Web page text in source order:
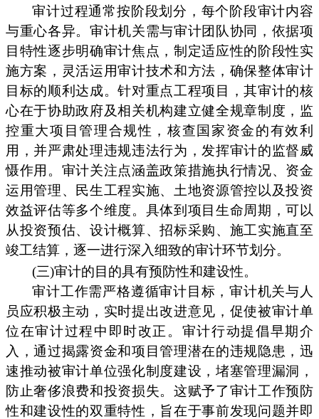
审计过程通常按阶段划分，每个阶段审计内容
与重心各异。审计机关需与审计团队协同，依据项
目特性逐步明确审计焦点，制定适应性的阶段性实
施方案，灵活运用审计技术和方法，确保整体审计
目标的顺利达成。针对重点工程项目，其审计的核
心在于协助政府及相关机构建立健全规章制度，监
控重大项目管理合规性，核查国家资金的有效利
用，并严肃处理违规违法行为，发挥审计的监督威
慑作用。审计关注点涵盖政策措施执行情况、资金
运用管理、民生工程实施、土地资源管控以及投资
效益评估等多个维度。具体到项目生命周期，可以
从投资预估、设计概算、招标采购、施工实施直至
竣工结算，逐一进行深入细致的审计环节划分。
(三)审计的目的具有预防性和建设性。
审计工作需严格遵循审计目标，审计机关与人
员应积极主动，实时提出改进意见，促使被审计单
位在审计过程中即时改正。审计行动提倡早期介
入，通过揭露资金和项目管理潜在的违规隐患，迅
速推动被审计单位强化制度建设，堵塞管理漏洞，
防止奢侈浪费和投资损失。这赋予了审计工作预防
性和建设性的双重特性，旨在于事前发现问题并即